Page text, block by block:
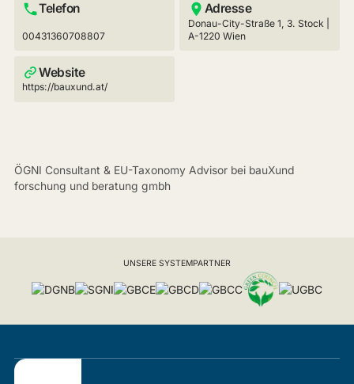
Telefon
00431360708807
Adresse
Donau-City-Straße 1, 3. Stock |
A-1220 Wien
Website
https://bauxund.at/
ÖGNI Consultant & EU-Taxonomy Advisor bei bauXund
forschung und beratung gmbh
UNSERE SYSTEMPARTNER